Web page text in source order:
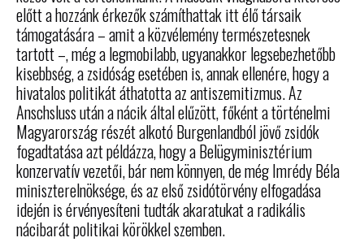
előtt a hozzánk érkezők számíthattak itt élő társaik
támogatására – amit a közvélemény természetesnek
tartott –, még a legmobilabb, ugyanakkor legsebezhetőbb
kisebbség, a zsidóság esetében is, annak ellenére, hogy a
hivatalos politikát áthatotta az antiszemitizmus. Az
Anschsluss után a nácik által elűzött, főként a történelmi
Magyarország részét alkotó Burgenlandból jövő zsidók
fogadtatása azt példázza, hogy a Belügyminisztérium
konzervatív vezetői, bár nem könnyen, de még Imrédy Béla
miniszterelnöksége, és az első zsidótörvény elfogadása
idején is érvényesíteni tudták akaratukat a radikális
nácibarát politikai körökkel szemben.